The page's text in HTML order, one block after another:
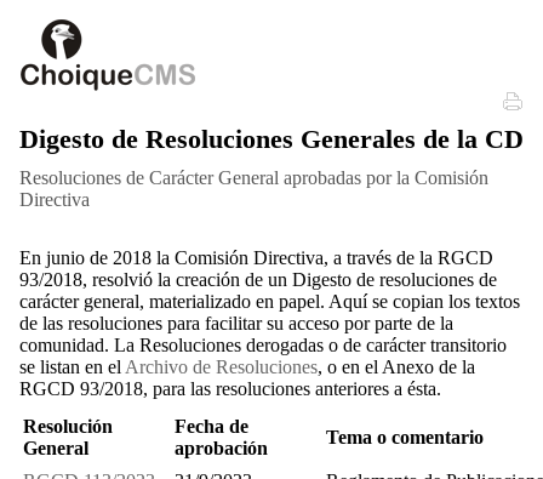
Digesto de Resoluciones Generales de la CD
Resoluciones de Carácter General aprobadas por la Comisión
Directiva
En junio de 2018 la Comisión Directiva, a través de la RGCD
93/2018, resolvió la creación de un Digesto de resoluciones de
carácter general, materializado en papel. Aquí se copian los textos
de las resoluciones para facilitar su acceso por parte de la
comunidad. La Resoluciones derogadas o de carácter transitorio
se listan en el Archivo de Resoluciones, o en el Anexo de la
RGCD 93/2018, para las resoluciones anteriores a ésta.
Resolución
General
Fecha de
aprobación
Tema o comentario